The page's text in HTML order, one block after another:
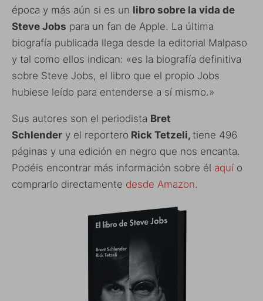
época y más aún si es un libro sobre la vida de
Steve Jobs para un fan de Apple. La última
biografía publicada llega desde la editorial Malpaso
y tal como ellos indican: «es la biografía definitiva
sobre Steve Jobs, el libro que el propio Jobs
hubiese leído para entenderse a sí mismo.»
Sus autores son el periodista Bret
Schlender y el reportero Rick Tetzeli, tiene 496
páginas y una edición en negro que nos encanta.
Podéis encontrar más información sobre él aquí o
comprarlo directamente desde Amazon.